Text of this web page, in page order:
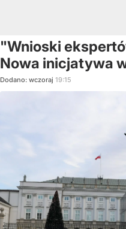
"Wnioski
Nowa inicjatywa
Dodano: wczoraj 19:15